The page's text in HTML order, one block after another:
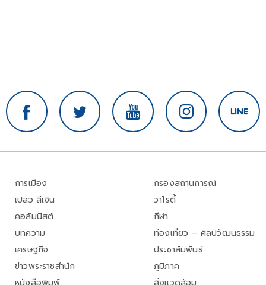
การเมือง
เปลว สีเงิน
คอลัมนิสต์
บทความ
เศรษฐกิจ
ข่าวพระราชสำนัก
กรองสถานการณ์
วาไรตี้
กีฬา
ท่องเที่ยว – ศิลปวัฒนธรรม
ประชาสัมพันธ์
ภูมิภาค